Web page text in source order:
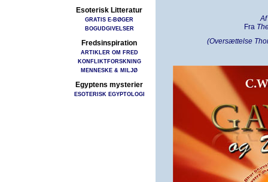
Esoterisk Litteratur
GRATIS E-BØGER
BOGUDGIVELSER
Fredsinspiration
ARTIKLER OM FRED
KONFLIKTFORSKNING
MENNESKE & MILJØ
Egyptens mysterier
ESOTERISK EGYPTOLOGI
Af
Fra
(Oversættelse